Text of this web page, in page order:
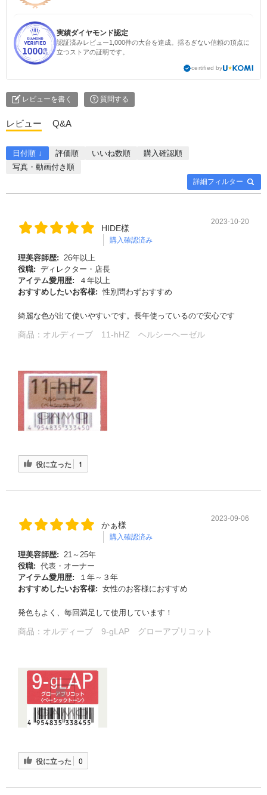
実績ダイヤモンド認定
認証済みレビュー1,000件の大台を達成。揺るぎない信頼の頂点に
立つストアの証明です。
certified by
レビューを書く 質問する
レビュー Q&A
詳細フィルター
日付順 ↓ 評価順 いいね数順
購入確認順
写真・動画付き順
HIDE様
購入確認済み
2023-10-20
理美容師歴:
26年以上
役職: ディレクター・店長
アイテム愛用歴:
４年以上
おすすめしたいお客様: 性別問わずおすすめ
綺麗な色が出て使いやすいです。長年使っているので安心です
商品： オルディーブ 11-hHZ ヘルシーヘーゼル
役に立った 1
かぁ様
購入確認済み
2023-09-06
理美容師歴:
21～25年
役職: 代表・オーナー
アイテム愛用歴:
１年～３年
おすすめしたいお客様: 女性のお客様におすすめ
発色もよく、毎回満足して使用しています！
商品： オルディーブ 9-gLAP グローアプリコット
役に立った 0